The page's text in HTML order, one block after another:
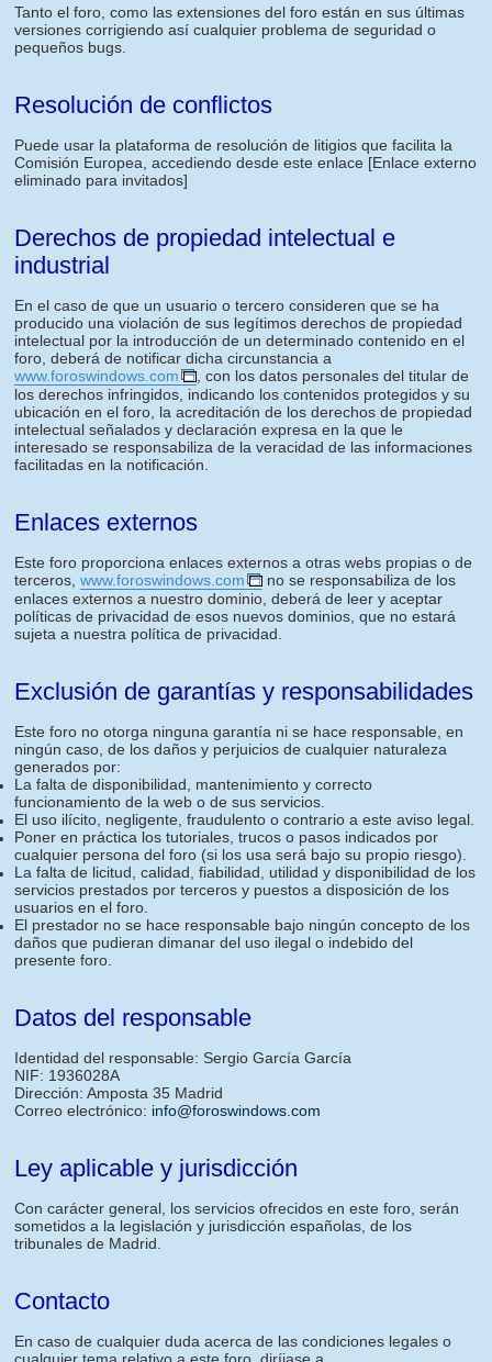
Tanto el foro, como las extensiones del foro están en sus últimas
versiones corrigiendo así cualquier problema de seguridad o
pequeños bugs.
Resolución de conflictos
Puede usar la plataforma de resolución de litigios que facilita la
Comisión Europea, accediendo desde este enlace [Enlace externo
eliminado para invitados]
Derechos de propiedad intelectual e
industrial
En el caso de que un usuario o tercero consideren que se ha
producido una violación de sus legítimos derechos de propiedad
intelectual por la introducción de un determinado contenido en el
foro, deberá de notificar dicha circunstancia a
www.foroswindows.com
, con los datos personales del titular de
los derechos infringidos, indicando los contenidos protegidos y su
ubicación en el foro, la acreditación de los derechos de propiedad
intelectual señalados y declaración expresa en la que le
interesado se responsabiliza de la veracidad de las informaciones
facilitadas en la notificación.
Enlaces externos
Este foro proporciona enlaces externos a otras webs propias o de
terceros, www.foroswindows.com
no se responsabiliza de los
enlaces externos a nuestro dominio, deberá de leer y aceptar
políticas de privacidad de esos nuevos dominios, que no estará
sujeta a nuestra política de privacidad.
Exclusión de garantías y responsabilidades
Este foro no otorga ninguna garantía ni se hace responsable, en
ningún caso, de los daños y perjuicios de cualquier naturaleza
generados por:
La falta de disponibilidad, mantenimiento y correcto
funcionamiento de la web o de sus servicios.
El uso ilícito, negligente, fraudulento o contrario a este aviso legal.
Poner en práctica los tutoriales, trucos o pasos indicados por
cualquier persona del foro (si los usa será bajo su propio riesgo).
La falta de licitud, calidad, fiabilidad, utilidad y disponibilidad de los
servicios prestados por terceros y puestos a disposición de los
usuarios en el foro.
El prestador no se hace responsable bajo ningún concepto de los
daños que pudieran dimanar del uso ilegal o indebido del
presente foro.
Datos del responsable
Identidad del responsable: Sergio García García
NIF: 1936028A
Dirección: Amposta 35 Madrid
Correo electrónico: info@foroswindows.com
Ley aplicable y jurisdicción
Con carácter general, los servicios ofrecidos en este foro, serán
sometidos a la legislación y jurisdicción españolas, de los
tribunales de Madrid.
Contacto
En caso de cualquier duda acerca de las condiciones legales o